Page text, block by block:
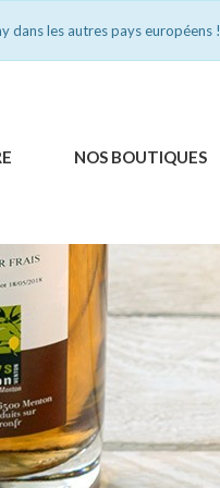
dans les autres pays européens !
NOS BOUTIQUES